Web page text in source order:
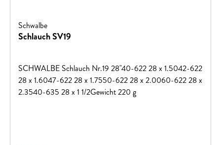
Schwalbe
Schlauch SV19
SCHWALBE Schlauch Nr.19 28"40-622 28 x 1.5042-622
28 x 1.6047-622 28 x 1.7550-622 28 x 2.0060-622 28 x
2.3540-635 28 x 1 1/2Gewicht 220 g